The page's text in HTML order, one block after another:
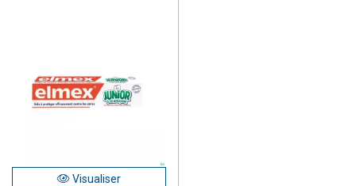
Visualiser